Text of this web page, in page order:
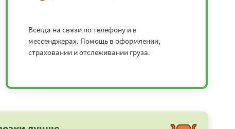
Всегда на связи по телефону и в
мессенджерах. Помощь в оформлении,
страховании и отслеживании груза.